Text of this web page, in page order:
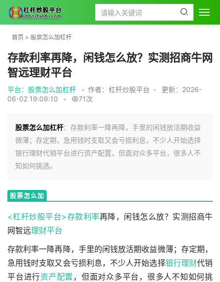
首页 > 股票怎么加杠杆
存款利率再降，闲钱怎么放？实测招商牛网
智远理财平台
平台：股票怎么加杠杆 • 作者：杠杆炒股平台 •
更新：2026-
06-02 19:09:10
• 71次
股票怎么加杠杆：存款利率一降再降，手里的闲钱放活期收益
微薄；存定期，急用钱时支取又会亏损利息，不少人开始选择
银行理财代销平台进行资产配置，但面对众多平台，很多人不
知如何挑选。
股票怎么加
<杠杆炒股平台>存款利率再降，闲钱怎么放？实测招商牛
网智远理财平台
存款利率一降再降，手里的闲钱放活期收益微薄；存定期，
急用钱时支取又会亏损利息，不少人开始选择银行理财代销
平台进行资产配置 ，但面对众多平台，很多人不知如何挑